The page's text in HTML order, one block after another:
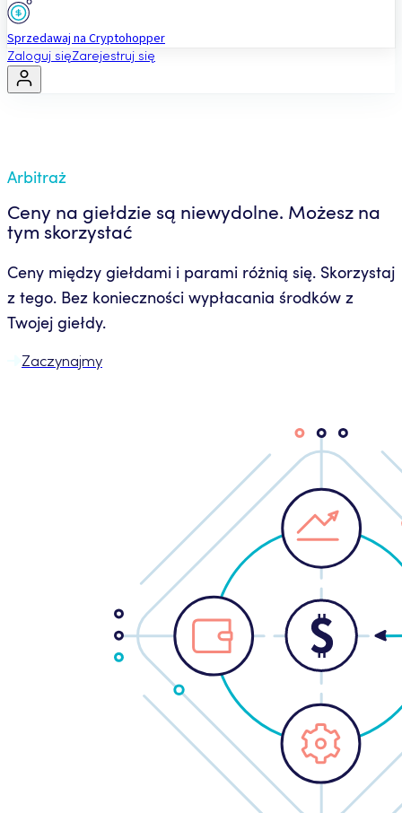
Sprzedawaj na Cryptohopper
Zaloguj sięZarejestruj się
Arbitraż
Ceny na giełdzie są niewydolne. Możesz na
tym skorzystać
Ceny między giełdami i parami różnią się. Skorzystaj
z tego. Bez konieczności wypłacania środków z
Twojej giełdy.
Zaczynajmy